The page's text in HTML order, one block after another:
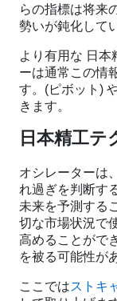
らの指標は将来
勢いが鈍化して
より有用な 日本
ーは通常この情
す。(ピボット)
きます。
日本精工
オシレーターは
れ過ぎを判断す
未来を予測する
切な市場状況で
高めることがで
を被る可能性が
ここではストキ